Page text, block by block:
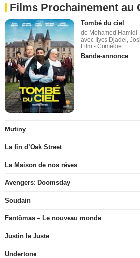
Films Prochainement au
Tombé du ciel
de Mohamed Hamidi
avec Ilyes Djadel,
Film - Comédie
Bande-annonce
Mutiny
La fin d’Oak Street
La Maison de nos rêves
Avengers: Doomsday
Soudain
Fantômas – Le nouveau monde
Justin le Juste
Undertone